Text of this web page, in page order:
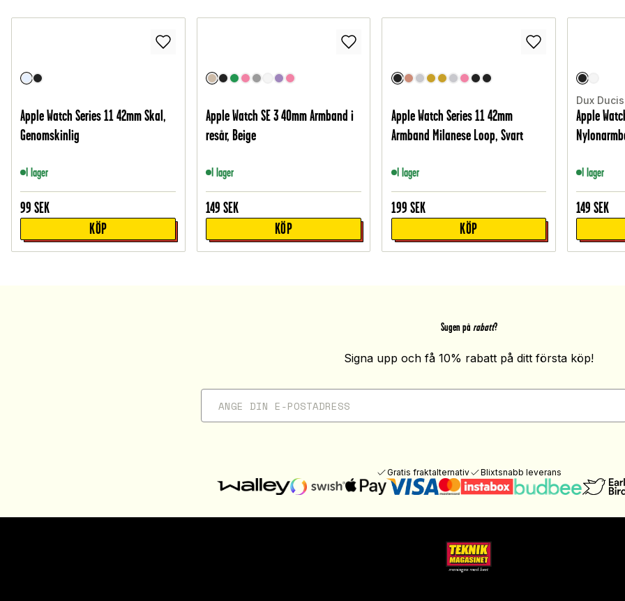
Apple Watch Series 11 42mm Skal,
Genomskinlig
I lager
99 SEK
KÖP
Apple Watch SE 3 40mm Armband i
resår, Beige
I lager
149 SEK
KÖP
Apple Watch Series 11 42mm
Armband Milanese Loop, Svart
I lager
199 SEK
KÖP
Dux Ducis
Apple
I lager
149 SEK
Sugen på rabatt?
Signa upp och få 10% rabatt på ditt första köp!
Gratis fraktalternativ Blixtsnabb leverans